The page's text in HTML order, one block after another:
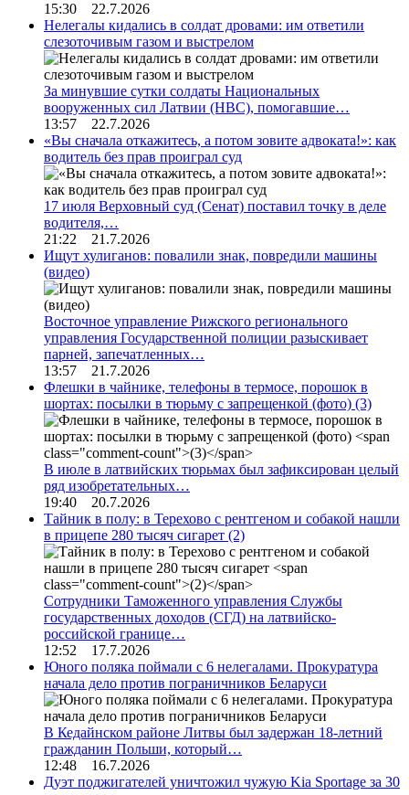
15:30 22.7.2026
Нелегалы кидались в солдат дровами: им ответили
слезоточивым газом и выстрелом
За минувшие сутки солдаты Национальных
вооруженных сил Латвии (НВС), помогавшие…
13:57 22.7.2026
«Вы сначала откажитесь, а потом зовите адвоката!»: как
водитель без прав проиграл суд
17 июля Верховный суд (Сенат) поставил точку в деле
водителя,…
21:22 21.7.2026
Ищут хулиганов: повалили знак, повредили машины
(видео)
Восточное управление Рижского регионального
управления Государственной полиции разыскивает
парней, запечатленных…
13:57 21.7.2026
Флешки в чайнике, телефоны в термосе, порошок в
шортах: посылки в тюрьму с запрещенкой (фото) (3)
В июле в латвийских тюрьмах был зафиксирован целый
ряд изобретательных…
19:40 20.7.2026
Тайник в полу: в Терехово с рентгеном и собакой нашли
в прицепе 280 тысяч сигарет (2)
Сотрудники Таможенного управления Службы
государственных доходов (СГД) на латвийско-
российской границе…
12:52 17.7.2026
Юного поляка поймали с 6 нелегалами. Прокуратура
начала дело против пограничников Беларуси
В Кедайнском районе Литвы был задержан 18-летний
гражданин Польши, который…
12:48 16.7.2026
Дуэт поджигателей уничтожил чужую Kia Sportage за 30